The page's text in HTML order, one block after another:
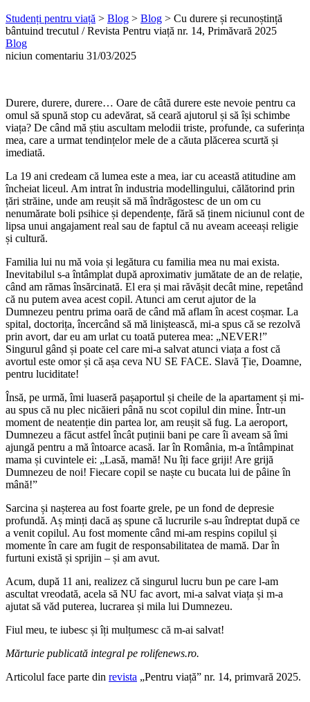
Studenți pentru viață > Blog > Blog > Cu durere și recunoștință
bântuind trecutul / Revista Pentru viață nr. 14, Primăvară 2025
Blog
niciun comentariu 31/03/2025
Durere, durere, durere… Oare de câtă durere este nevoie pentru ca
omul să spună stop cu adevărat, să ceară ajutorul și să își schimbe
viața? De când mă știu ascultam melodii triste, profunde, ca suferința
mea, care a urmat tendințelor mele de a căuta plăcerea scurtă și
imediată.
La 19 ani credeam că lumea este a mea, iar cu această atitudine am
încheiat liceul. Am intrat în industria modellingului, călătorind prin
țări străine, unde am reușit să mă îndrăgostesc de un om cu
nenumărate boli psihice și dependențe, fără să ținem niciunul cont de
lipsa unui angajament real sau de faptul că nu aveam aceeași religie
și cultură.
Familia lui nu mă voia și legătura cu familia mea nu mai exista.
Inevitabilul s-a întâmplat după aproximativ jumătate de an de relație,
când am rămas însărcinată. El era și mai răvășit decât mine, repetând
că nu putem avea acest copil. Atunci am cerut ajutor de la
Dumnezeu pentru prima oară de când mă aflam în acest coșmar. La
spital, doctorița, încercând să mă liniștească, mi-a spus că se rezolvă
prin avort, dar eu am urlat cu toată puterea mea: „NEVER!”
Singurul gând și poate cel care mi-a salvat atunci viața a fost că
avortul este omor și că așa ceva NU SE FACE. Slavă Ție, Doamne,
pentru luciditate!
Însă, pe urmă, îmi luaseră pașaportul și cheile de la apartament și mi-
au spus că nu plec nicăieri până nu scot copilul din mine. Într-un
moment de neatenție din partea lor, am reușit să fug. La aeroport,
Dumnezeu a făcut astfel încât puținii bani pe care îi aveam să îmi
ajungă pentru a mă întoarce acasă. Iar în România, m-a întâmpinat
mama și cuvintele ei: „Lasă, mamă! Nu îți face griji! Are grijă
Dumnezeu de noi! Fiecare copil se naște cu bucata lui de pâine în
mână!”
Sarcina și nașterea au fost foarte grele, pe un fond de depresie
profundă. Aș minți dacă aș spune că lucrurile s-au îndreptat după ce
a venit copilul. Au fost momente când mi-am respins copilul și
momente în care am fugit de responsabilitatea de mamă. Dar în
furtuni există și sprijin – și am avut.
Acum, după 11 ani, realizez că singurul lucru bun pe care l-am
ascultat vreodată, acela să NU fac avort, mi-a salvat viața și m-a
ajutat să văd puterea, lucrarea și mila lui Dumnezeu.
Fiul meu, te iubesc și îți mulțumesc că m-ai salvat!
Mărturie publicată integral pe rolifenews.ro.
Articolul face parte din revista „Pentru viață” nr. 14, primvară 2025.